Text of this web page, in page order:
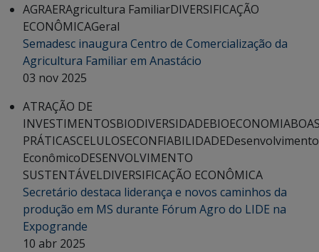
AGRAERAgricultura FamiliarDIVERSIFICAÇÃO
ECONÔMICAGeral
Semadesc inaugura Centro de Comercialização da
Agricultura Familiar em Anastácio
03 nov 2025
ATRAÇÃO DE
INVESTIMENTOSBIODIVERSIDADEBIOECONOMIA
PRÁTICASCELULOSECONFIABILIDADEDesenvolvimento
EconômicoDESENVOLVIMENTO
SUSTENTÁVELDIVERSIFICAÇÃO ECONÔMICA
Secretário destaca liderança e novos caminhos da
produção em MS durante Fórum Agro do LIDE na
Expogrande
10 abr 2025